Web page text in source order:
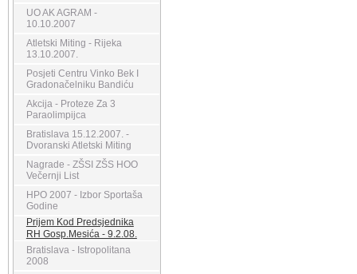
UO AK AGRAM -
10.10.2007
Atletski Miting - Rijeka
13.10.2007.
Posjeti Centru Vinko Bek I
Gradonačelniku Bandiću
Akcija - Proteze Za 3
Paraolimpijca
Bratislava 15.12.2007. -
Dvoranski Atletski Miting
Nagrade - ZŠSI ZŠS HOO
Večernji List
HPO 2007 - Izbor Sportaša
Godine
Prijem Kod Predsjednika
RH Gosp.Mesića - 9.2.08.
Bratislava - Istropolitana
2008